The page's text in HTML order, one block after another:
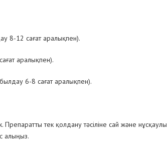
8-12 сағат аралықпен).
аралықпен).
6-8 сағат аралықпен).
тек қолдану тәсіліне сай және
алыңыз.